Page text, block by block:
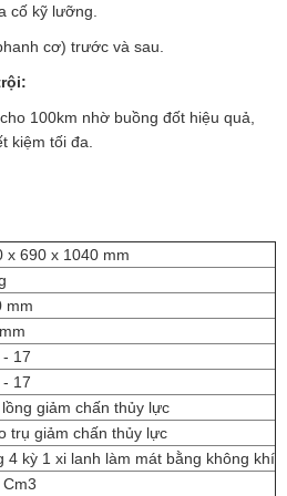
cố kỹ lưỡng.
cơ) trước và sau.
100km nhờ buồng đốt hiệu quả,
kiệm tối đa.
x 690 x 1040 mm
mm
- 17
- 17
giảm chấn thủy lực
trụ giảm chấn thủy lực
4 kỳ 1 xi lanh làm mát bằng không khí